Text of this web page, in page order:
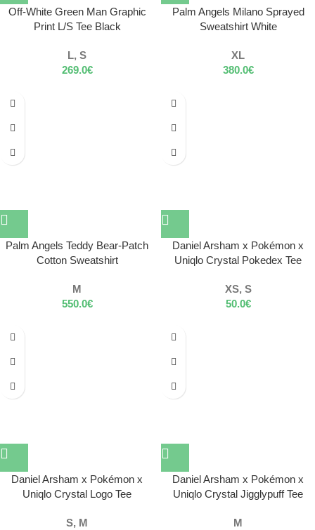
Off-White Green Man Graphic
Print L/S Tee Black
L, S
269.0€
Palm Angels Milano Sprayed
Sweatshirt White
XL
380.0€
Palm Angels Teddy Bear-Patch
Cotton Sweatshirt
M
550.0€
Daniel Arsham x Pokémon x
Uniqlo Crystal Pokedex Tee
XS, S
50.0€
Daniel Arsham x Pokémon x
Uniqlo Crystal Logo Tee
S, M
Daniel Arsham x Pokémon x
Uniqlo Crystal Jigglypuff Tee
M